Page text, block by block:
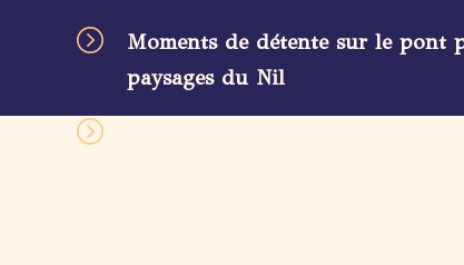
=
Moments de détente sur le pont
paysages du Nil
=